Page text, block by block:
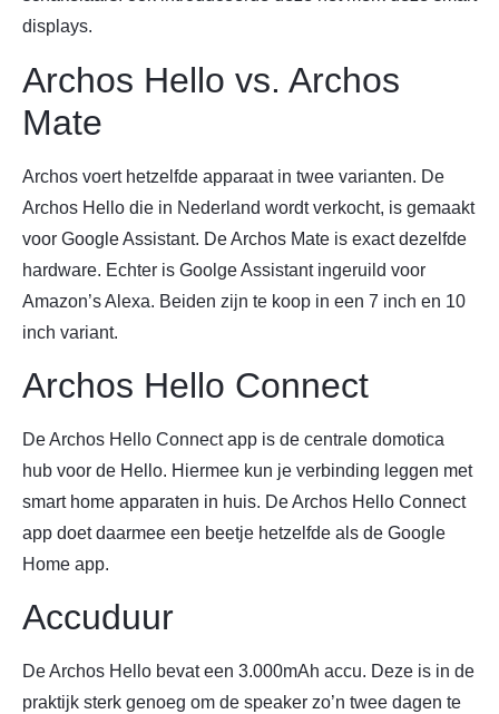
displays.
Archos Hello vs. Archos
Mate
Archos voert hetzelfde apparaat in twee varianten. De
Archos Hello die in Nederland wordt verkocht, is gemaakt
voor Google Assistant. De Archos Mate is exact dezelfde
hardware. Echter is Goolge Assistant ingeruild voor
Amazon’s Alexa. Beiden zijn te koop in een 7 inch en 10
inch variant.
Archos Hello Connect
De Archos Hello Connect app is de centrale domotica
hub voor de Hello. Hiermee kun je verbinding leggen met
smart home apparaten in huis. De Archos Hello Connect
app doet daarmee een beetje hetzelfde als de Google
Home app.
Accuduur
De Archos Hello bevat een 3.000mAh accu. Deze is in de
praktijk sterk genoeg om de speaker zo’n twee dagen te